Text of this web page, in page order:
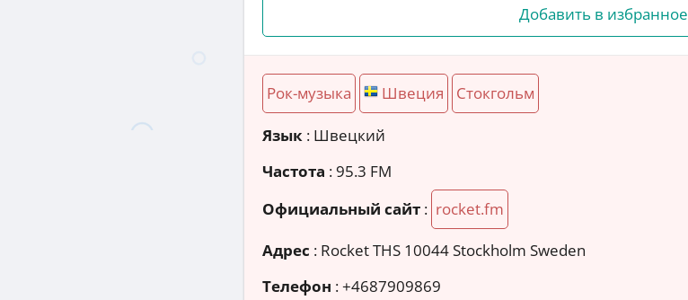
Добавить в избранное
Рок-музыка Швеция Стокгольм
Язык : Швецкий
Частота : 95.3 FM
Официальный сайт : rocket.fm
Адрес : Rocket THS 10044 Stockholm Sweden
Телефон :+4687909869